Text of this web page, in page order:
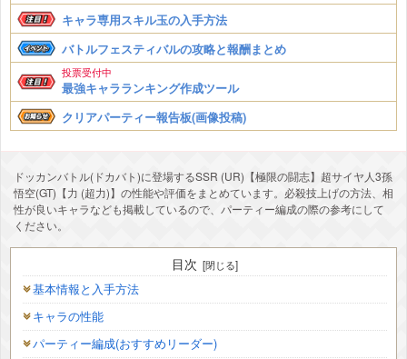
キャラ専用スキル玉の入手方法
バトルフェスティバルの攻略と報酬まとめ
投票受付中
最強キャラランキング作成ツール
クリアパーティー報告板(画像投稿)
ドッカンバトル(ドカバト)に登場するSSR (UR)【極限の闘志】超サイヤ人3孫
悟空(GT)【力 (超力)】の性能や評価をまとめています。必殺技上げの方法、相
性が良いキャラなども掲載しているので、パーティー編成の際の参考にして
ください。
目次
基本情報と入手方法
キャラの性能
パーティー編成(おすすめリーダー)